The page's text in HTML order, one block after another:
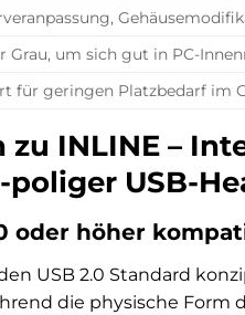
Grau, um sich gut in PC-
für geringen Platzbedarf im
INLINE –
poliger USB-
oder höher
USB 2.0 Standard
die physische Form